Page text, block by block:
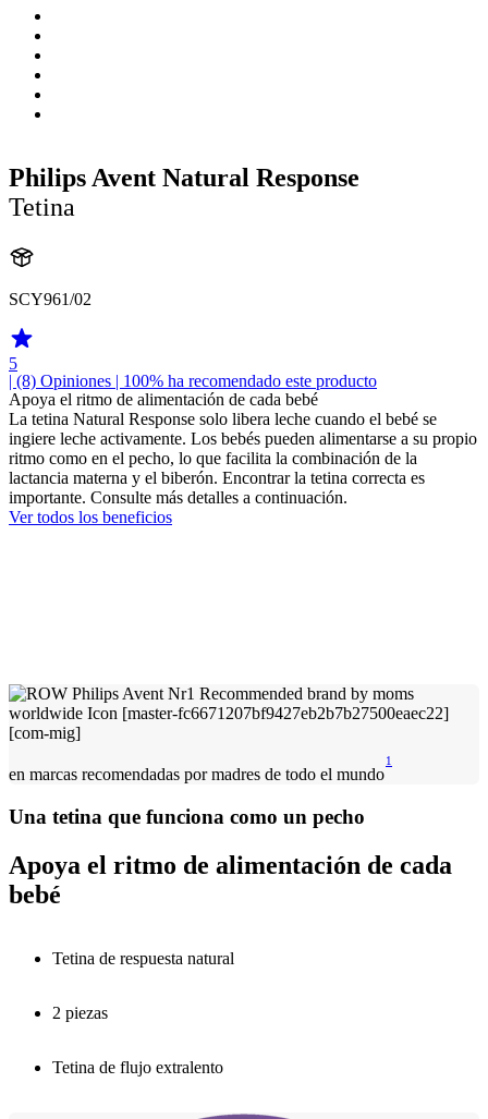
Philips Avent Natural Response
Tetina
SCY961/02
5
| (8) Opiniones | 100% ha recomendado este producto
Apoya el ritmo de alimentación de cada bebé
La tetina Natural Response solo libera leche cuando el bebé se
ingiere leche activamente. Los bebés pueden alimentarse a su propio
ritmo como en el pecho, lo que facilita la combinación de la
lactancia materna y el biberón. Encontrar la tetina correcta es
importante. Consulte más detalles a continuación.
Ver todos los beneficios
en marcas recomendadas por madres de todo el mundo
1
Una tetina que funciona como un pecho
Apoya el ritmo de alimentación de cada
bebé
Tetina de respuesta natural
2 piezas
Tetina de flujo extralento